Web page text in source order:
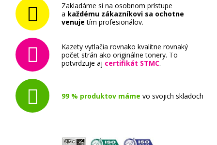
Zakladáme si na osobnom prístupe
a každému zákazníkovi sa ochotne
venuje tím profesionálov.
Kazety vytlačia rovnako kvalitne rovnaký
počet strán ako originálne tonery. To
potvrdzuje aj certifikát STMC.
99 % produktov máme vo svojich skladoch